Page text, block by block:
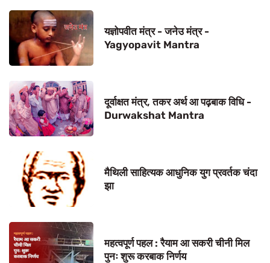
यज्ञोपवीत मंत्र - जनेउ मंत्र -
Yagyopavit Mantra
दूर्वाक्षत मंत्र, तकर अर्थ आ पढ़बाक विधि -
Durwakshat Mantra
मैथिली साहित्यक आधुनिक युग प्रवर्तक चंदा
झा
महत्वपूर्ण पहल : रैयाम आ सकरी चीनी मिल
पुनः शुरू करबाक निर्णय